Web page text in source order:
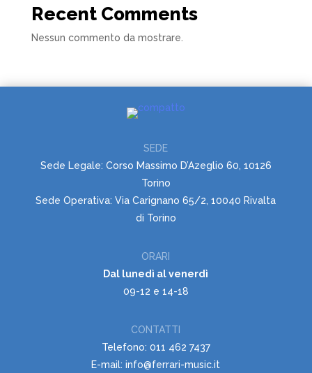
Recent Comments
Nessun commento da mostrare.
SEDE
Sede Legale: Corso Massimo D’Azeglio 60, 10126
Torino
Sede Operativa: Via Carignano 65/2, 10040 Rivalta
di Torino
ORARI
Dal lunedì al venerdì
09-12 e 14-18
CONTATTI
Telefono: 011 462 7437
E-mail: info@ferrari-music.it